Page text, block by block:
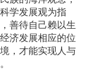
学发展观为指
善待自己赖以生
济发展相应的位
，才能实现人与